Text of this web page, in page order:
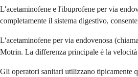
L'acetaminofene e l'ibuprofene per via
completamente il sistema digestivo,
L'acetaminofene per via endovenosa
Motrin. La differenza principale è la
Gli operatori sanitari utilizzano tipicamente